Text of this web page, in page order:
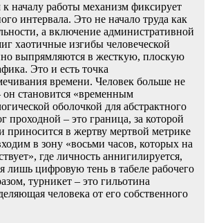
началу работы механизм фиксирует
интервала. Это не начало труда как
а включение административной
хаотичные изгибы человеческой
выпрямляются в жесткую, плоскую
Это и есть точка
времени. Человек больше не
он становится «временным
оболочкой для абстрактного
проходной – это граница, за которой
приносится в жертву мертвой метрике
в зону «восьми часов, которых на
где личность аннигилируется,
лишь цифровую тень в табеле рабочего
турникет – это гильотина
человека от его собственного